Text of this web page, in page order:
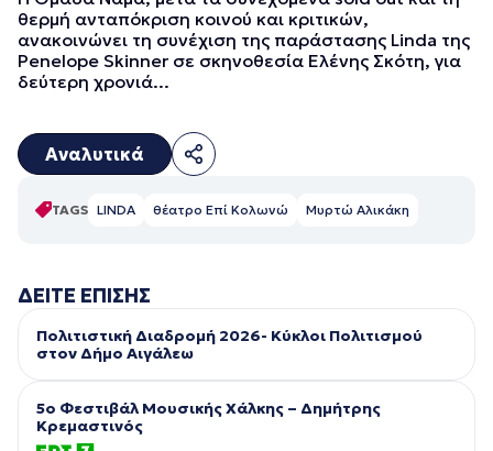
θερμή ανταπόκριση κοινού και κριτικών,
ανακοινώνει τη συνέχιση της παράστασης Linda της
Penelope Skinner σε σκηνοθεσία Ελένης Σκότη, για
δεύτερη χρονιά...
Αναλυτικά
TAGS LINDA θέατρο Επί Κολωνώ Μυρτώ Αλικάκη
ΔΕΙΤΕ ΕΠΙΣΗΣ
Πολιτιστική Διαδρομή 2026- Κύκλοι Πολιτισμού
στον Δήμο Αιγάλεω
5ο Φεστιβάλ Μουσικής Χάλκης – Δημήτρης
Κρεμαστινός